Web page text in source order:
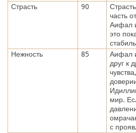
Страсть
90
часть
Аифал
это
Нежность
85
Аифал
друг к
мир.
с